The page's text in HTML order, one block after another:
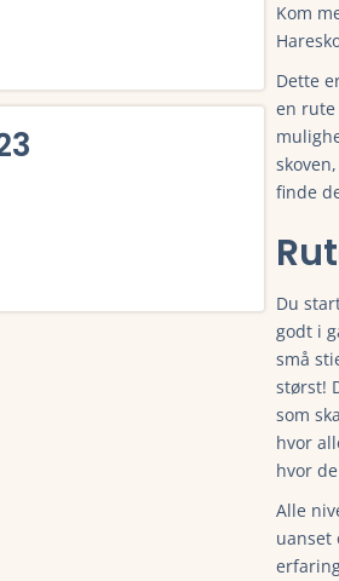
tidligere vindere, rute og
tidligere vindere, rute og
Kom
Dette
en rute
finde
Du
godt i
små
størst!
som
hvor
hvor
Alle
uanset